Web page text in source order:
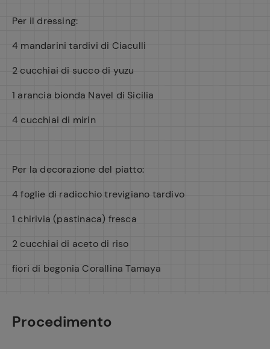
Per il dressing:
4 mandarini tardivi di Ciaculli
2 cucchiai di succo di yuzu
1 arancia bionda Navel di Sicilia
4 cucchiai di mirin
Per la decorazione del piatto:
4 foglie di radicchio trevigiano tardivo
1 chirivia (pastinaca) fresca
2 cucchiai di aceto di riso
fiori di begonia Corallina Tamaya
Procedimento